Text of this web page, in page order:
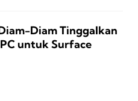
Diam Tinggalkan
untuk Surface